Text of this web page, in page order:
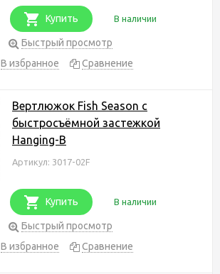
Купить В наличии
Быстрый просмотр
В избранное
Сравнение
Вертлюжок Fish Season с
быстросъёмной застежкой
Hanging-B
Артикул: 3017-02F
Купить В наличии
Быстрый просмотр
В избранное
Сравнение